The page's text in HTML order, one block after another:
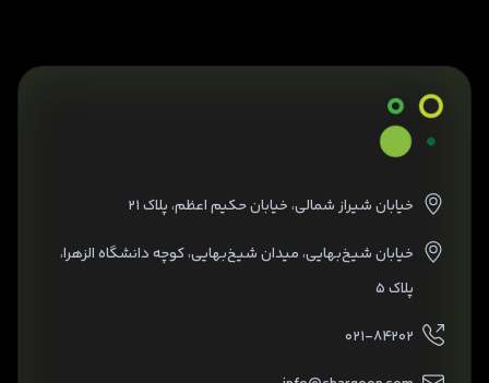
خیابان شیراز شمالی، خیابان حکیم اعظم، پلاک ۲۱
خیابان شیخ‌بهایی، میدان شیخ‌بهایی، کوچه دانشگاه الزهرا،
پلاک ۵
۰۲۱-۸۴۲۰۲